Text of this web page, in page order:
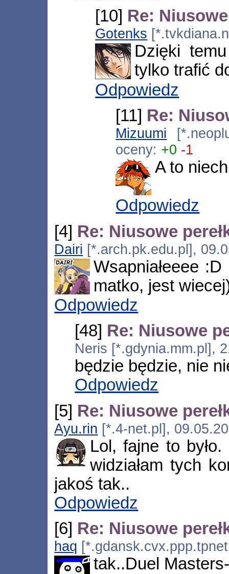
[10] Re:
Gotenks
Dzięki
tylko trafić
Odpowiedz
[11] Re:
Mizuumi
oceny: +0 -1
A to
Odpowiedz
[4] Re: Niusowe
Dairi [*.arch.pk.edu.pl],
Wsapniałeeee
matko, jest
Odpowiedz
[48] Re: Niusowe
Neris [*.gdynia.mm.pl],
będzie będzie, nie
Odpowiedz
[5] Re: Niusowe
Ayu.rin [*.4-net.pl],
Lol, fajne to
widziałam tych
jakoś tak..
Odpowiedz
[6] Re: Niusowe
haq
tak..Duel